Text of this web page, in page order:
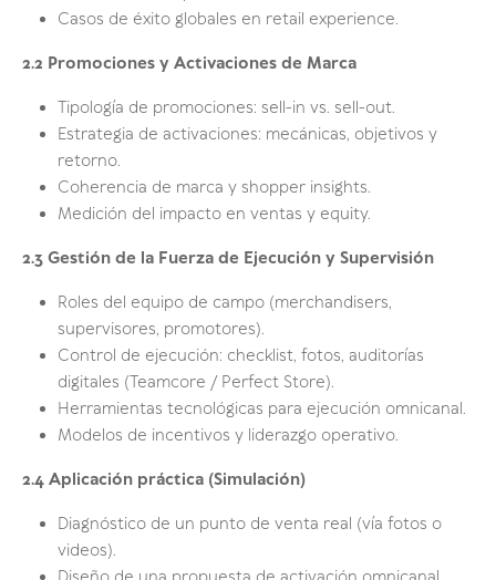
Casos de éxito globales en retail experience.
2.2 Promociones y Activaciones de Marca
Tipología de promociones: sell-in vs. sell-out.
Estrategia de activaciones: mecánicas, objetivos y
retorno.
Coherencia de marca y shopper insights.
Medición del impacto en ventas y equity.
2.3 Gestión de la Fuerza de Ejecución y Supervisión
Roles del equipo de campo (merchandisers,
supervisores, promotores).
Control de ejecución: checklist, fotos, auditorías
digitales (Teamcore / Perfect Store).
Herramientas tecnológicas para ejecución omnicanal.
Modelos de incentivos y liderazgo operativo.
2.4 Aplicación práctica (Simulación)
Diagnóstico de un punto de venta real (vía fotos o
videos).